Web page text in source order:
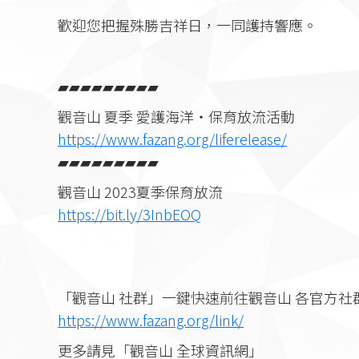
歡迎您把握殊勝吉祥日，一同護持響應。
▰▰▰▰▰▰▰▰▰
觀音山 夏季 愛護海洋‧保育放流活動
https://www.fazang.org/liferelease/
▰▰▰▰▰▰▰▰▰
觀音山 2023夏季保育放流
https://bit.ly/3InbEOQ
「觀音山 社群」一鍵快速前往觀音山 各官方社
https://www.fazang.org/link/​
更多請見「觀音山 全球資訊網」